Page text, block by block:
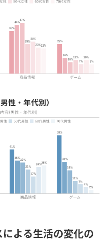
性・年代別）
よる生活の変化の